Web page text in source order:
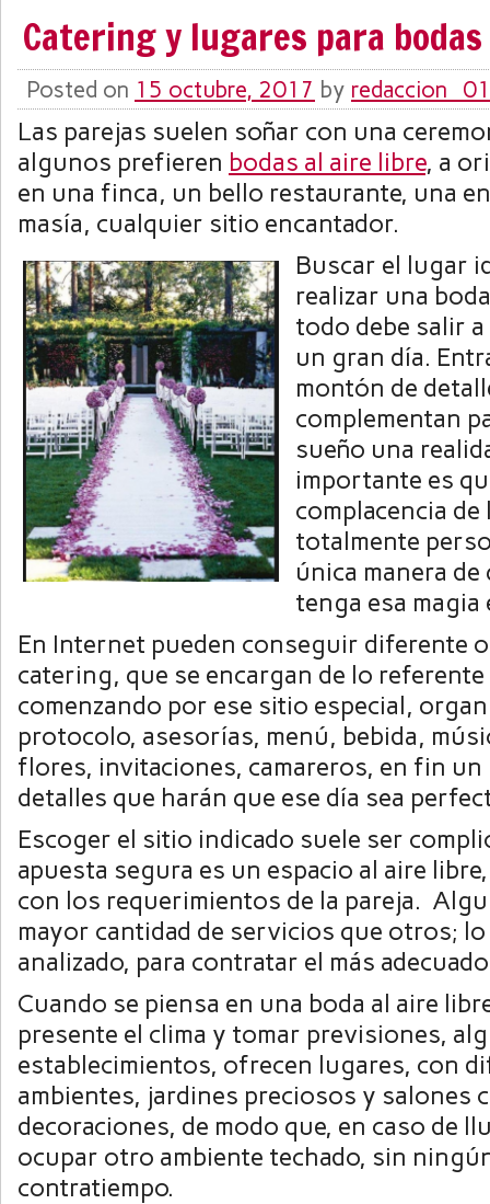
Catering y lugares para
Posted on 15 octubre, 2017 by redaccion_01
Las parejas suelen soñar con una
algunos prefieren bodas al aire libre, a
en una finca, un bello restaurante, una
masía, cualquier sitio encantador.
Buscar el lugar
realizar una
todo debe salir
un gran día.
montón de
complementan
sueño una
importante es
complacencia
totalmente
única manera de
tenga esa magia
En Internet pueden conseguir diferente
catering, que se encargan de lo
comenzando por ese sitio especial,
protocolo, asesorías, menú, bebida,
flores, invitaciones, camareros, en fin un
detalles que harán que ese día sea
Escoger el sitio indicado suele ser
apuesta segura es un espacio al aire
con los requerimientos de la pareja.
mayor cantidad de servicios que otros;
analizado, para contratar el más
Cuando se piensa en una boda al aire
presente el clima y tomar previsiones,
establecimientos, ofrecen lugares, con
ambientes, jardines preciosos y salones
decoraciones, de modo que, en caso de
ocupar otro ambiente techado, sin
contratiempo.